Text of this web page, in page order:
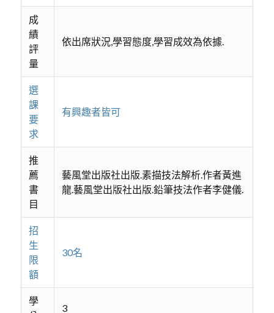
成
績
評
量
依出席狀況,學習態度,學習成效為依據.
選
課
要
求
有興趣者皆可
推
薦
書
目
藝風堂出版社出版.素描技法解析.作者黃進
龍.藝風堂出版社出版.鉛筆技法作者李健儀.
招
生
限
額
30名
學
3